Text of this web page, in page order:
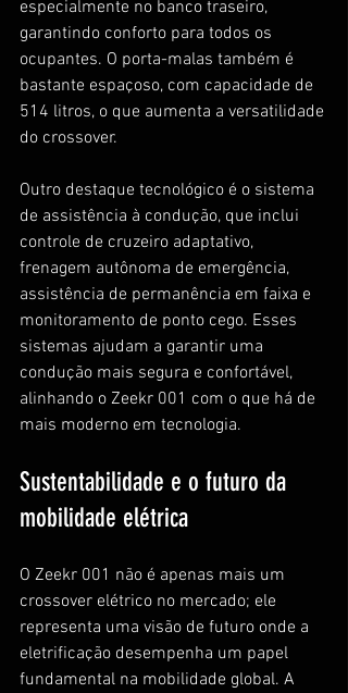
especialmente no banco traseiro,
garantindo conforto para todos os
ocupantes. O porta-malas também é
bastante espaçoso, com capacidade de
514 litros, o que aumenta a versatilidade
do crossover.
Outro destaque tecnológico é o sistema
de assistência à condução, que inclui
controle de cruzeiro adaptativo,
frenagem autônoma de emergência,
assistência de permanência em faixa e
monitoramento de ponto cego. Esses
sistemas ajudam a garantir uma
condução mais segura e confortável,
alinhando o Zeekr 001 com o que há de
mais moderno em tecnologia.
Sustentabilidade e o futuro da
mobilidade elétrica
O Zeekr 001 não é apenas mais um
crossover elétrico no mercado; ele
representa uma visão de futuro onde a
eletrificação desempenha um papel
fundamental na mobilidade global. A